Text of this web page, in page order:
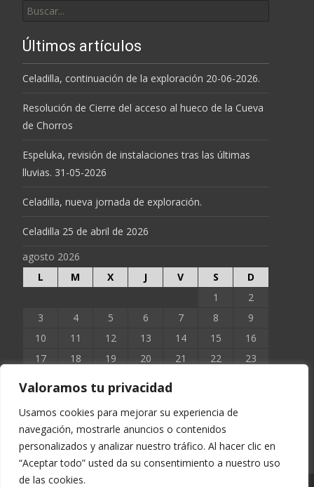
Valoramos tu privacidad
Usamos cookies para mejorar su experiencia de
navegación, mostrarle anuncios o contenidos
personalizados y analizar nuestro tráfico. Al hacer clic en
“Aceptar todo” usted da su consentimiento a nuestro uso
de las cookies.
por:
Últimos artículos
Celadilla, continuación de la exploración 20-06-2026.
Resolución de Cierre del acceso al hueco de la Cueva
de Chorros
Espeluka, revisión de instalaciones tras las últimas
lluvias. 31-05-2026
Celadilla, nueva jornada de exploración.
Celadilla 25 de abril de 2026
agosto 2026
L
M X J V S
D
1
2
3
4 5 6 7 8
9
10
11 12 13 14 15
16
17
18 19 20 21 22
23
« Jun